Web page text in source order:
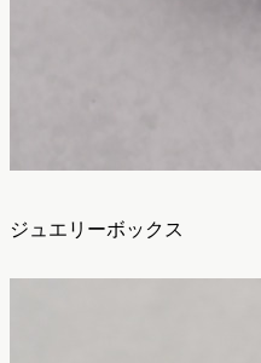
ジュエリーボックス